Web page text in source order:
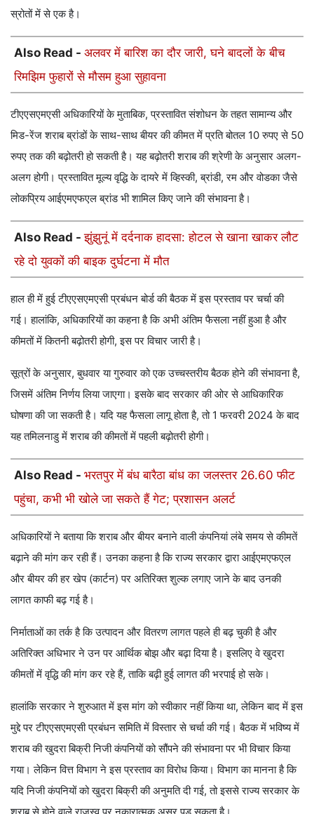
स्रोतों में से एक है।
Also Read - अलवर में बारिश का दौर जारी, घने बादलों के बीच
रिमझिम फुहारों से मौसम हुआ सुहावना
टीएएसएमएसी अधिकारियों के मुताबिक, प्रस्तावित संशोधन के तहत सामान्य और
मिड-रेंज शराब ब्रांडों के साथ-साथ बीयर की कीमत में प्रति बोतल 10 रुपए से 50
रुपए तक की बढ़ोतरी हो सकती है। यह बढ़ोतरी शराब की श्रेणी के अनुसार अलग-
अलग होगी। प्रस्तावित मूल्य वृद्धि के दायरे में व्हिस्की, ब्रांडी, रम और वोडका जैसे
लोकप्रिय आईएमएफएल ब्रांड भी शामिल किए जाने की संभावना है।
Also Read -झुंझुनूं में दर्दनाक हादसा: होटल से खाना खाकर लौट
रहे दो युवकों की बाइक दुर्घटना में मौत
हाल ही में हुई टीएएसएमएसी प्रबंधन बोर्ड की बैठक में इस प्रस्ताव पर चर्चा की
गई। हालांकि, अधिकारियों का कहना है कि अभी अंतिम फैसला नहीं हुआ है और
कीमतों में कितनी बढ़ोतरी होगी, इस पर विचार जारी है।
सूत्रों के अनुसार, बुधवार या गुरुवार को एक उच्चस्तरीय बैठक होने की संभावना है,
जिसमें अंतिम निर्णय लिया जाएगा। इसके बाद सरकार की ओर से आधिकारिक
घोषणा की जा सकती है। यदि यह फैसला लागू होता है, तो 1 फरवरी 2024 के बाद
यह तमिलनाडु में शराब की कीमतों में पहली बढ़ोतरी होगी।
Also Read - भरतपुर में बंध बारैठा बांध का जलस्तर 26.60 फीट
पहुंचा, कभी भी खोले जा सकते हैं गेट; प्रशासन अलर्ट
अधिकारियों ने बताया कि शराब और बीयर बनाने वाली कंपनियां लंबे समय से कीमतें
बढ़ाने की मांग कर रही हैं। उनका कहना है कि राज्य सरकार द्वारा आईएमएफएल
और बीयर की हर खेप (कार्टन) पर अतिरिक्त शुल्क लगाए जाने के बाद उनकी
लागत काफी बढ़ गई है।
निर्माताओं का तर्क है कि उत्पादन और वितरण लागत पहले ही बढ़ चुकी है और
अतिरिक्त अधिभार ने उन पर आर्थिक बोझ और बढ़ा दिया है। इसलिए वे खुदरा
कीमतों में वृद्धि की मांग कर रहे हैं, ताकि बढ़ी हुई लागत की भरपाई हो सके।
हालांकि सरकार ने शुरुआत में इस मांग को स्वीकार नहीं किया था, लेकिन बाद में इस
मुद्दे पर टीएएसएमएसी प्रबंधन समिति में विस्तार से चर्चा की गई। बैठक में भविष्य में
शराब की खुदरा बिक्री निजी कंपनियों को सौंपने की संभावना पर भी विचार किया
गया। लेकिन वित्त विभाग ने इस प्रस्ताव का विरोध किया। विभाग का मानना है कि
यदि निजी कंपनियों को खुदरा बिक्री की अनुमति दी गई, तो इससे राज्य सरकार के